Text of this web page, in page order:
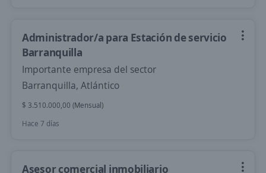
Administrador/a para Estación de servicio
Barranquilla
Importante empresa del sector
Barranquilla, Atlántico
$ 3.510.000,00 (Mensual)
Hace 7 días
Asesor comercial inmobiliario